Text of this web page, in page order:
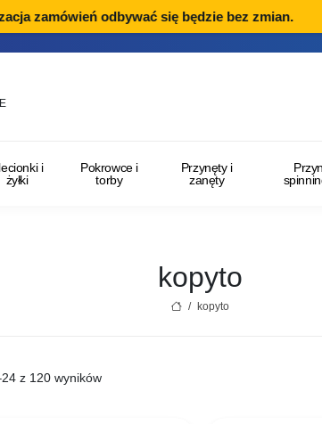
zamówień odbywać się będzie bez zmian.
i
żyłki
Pokrowce i
torby
Przynęty i
zanęty
kopyto
/ kopyto
z 120 wyników